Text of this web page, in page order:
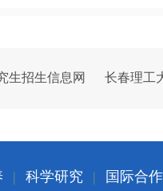
生招生信息网 长春理工
| 科学研究 | 国际合作